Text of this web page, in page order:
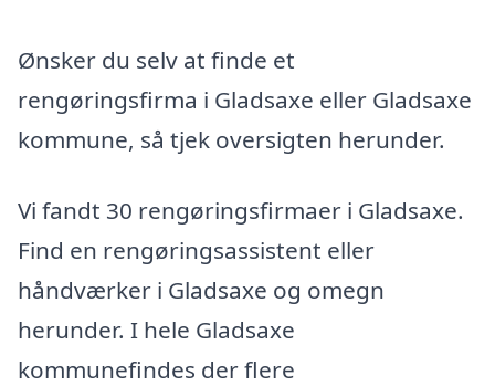
Ønsker du selv at finde et
rengøringsfirma i Gladsaxe eller Gladsaxe
kommune, så tjek oversigten herunder.
Vi fandt 30 rengøringsfirmaer i Gladsaxe.
Find en rengøringsassistent eller
håndværker i Gladsaxe og omegn
herunder. I hele Gladsaxe
kommunefindes der flere